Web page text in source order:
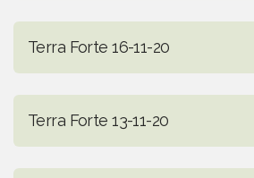
Terra Forte 16-11-20
Terra Forte 13-11-20